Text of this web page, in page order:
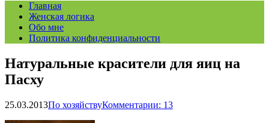
Главная
Женская логика
Обо мне
Политика конфиденциальности
Натуральные красители для яиц на
Пасху
25.03.2013По хозяйствуКомментарии: 13